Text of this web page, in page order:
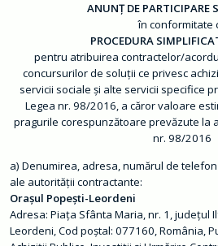
f
m
a
ț
i
i
d
e
i
ANUNŢ DE PARTICIPARE
în conformitate
PROCEDURA
pentru atribuirea contractelor/
concursurilor de soluții ce privesc
servicii sociale și alte servicii specifice
Legea nr. 98/2016, a căror valoare
pragurile corespunzătoare prevăzute la
nr. 98/2016
Denumirea, adresa, numărul de
ale autorităţii contractante:
Oraşul Popeşti-Leordeni
Adresa: Piața Sfânta Maria, nr. 1, județul
Leordeni, Cod poștal: 077160, România,